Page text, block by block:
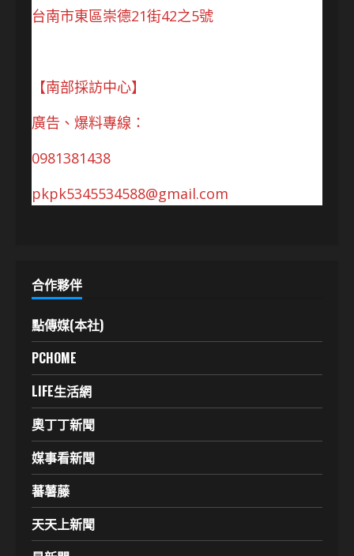
台南市東區崇德21街42之5號
【南部採訪中心】
廣告、爆料專線：
0981381438
pkpk5345534588@gmail.com
合作夥伴
點傳媒(本社)
PCHOME
LIFE生活網
奧丁丁新聞
媒事看新聞
蕃薯藤
天天上新聞